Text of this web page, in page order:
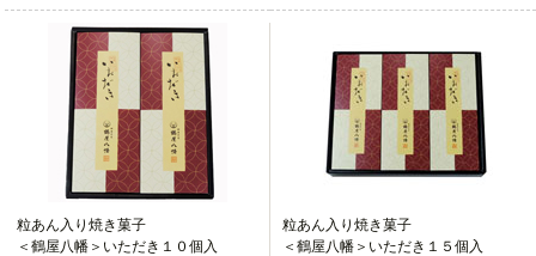
粒あん入り焼き菓子
＜鶴屋八幡＞いただき１０個入
粒あん入り焼き菓子
＜鶴屋八幡＞いただき１５個入